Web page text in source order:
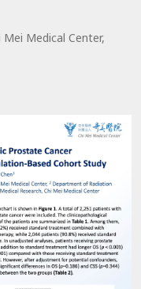
Medical Center,